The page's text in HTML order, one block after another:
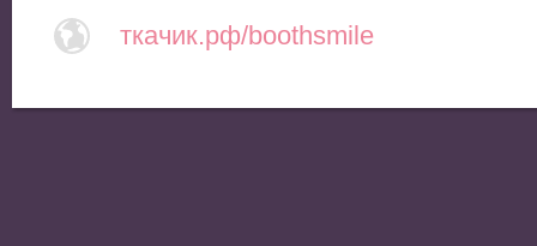
ткачик.рф/boothsmile